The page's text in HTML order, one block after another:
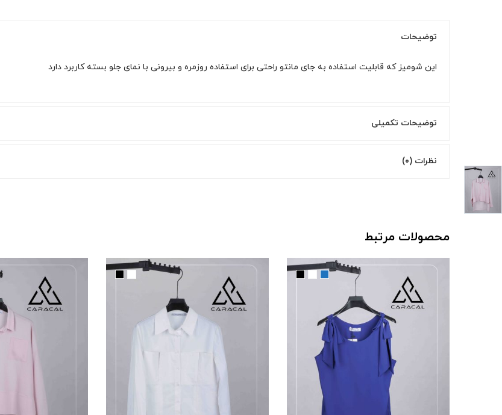
توضیحات
این شومیز که قابلیت استفاده به جای مانتو راحتی برای استفاده روزمره و بیرونی با نمای جلو بسته کاربرد دارد
توضیحات تکمیلی
نظرات (۰)
محصولات مرتبط